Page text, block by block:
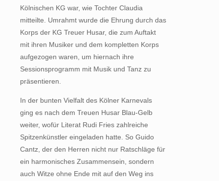
Kölnischen KG war, wie Tochter Claudia
mitteilte. Umrahmt wurde die Ehrung durch das
Korps der KG Treuer Husar, die zum Auftakt
mit ihren Musiker und dem kompletten Korps
aufgezogen waren, um hiernach ihre
Sessionsprogramm mit Musik und Tanz zu
präsentieren.
In der bunten Vielfalt des Kölner Karnevals
ging es nach dem Treuen Husar Blau-Gelb
weiter, wofür Literat Rudi Fries zahlreiche
Spitzenkünstler eingeladen hatte. So Guido
Cantz, der den Herren nicht nur Ratschläge für
ein harmonisches Zusammensein, sondern
auch Witze ohne Ende mit auf den Weg ins